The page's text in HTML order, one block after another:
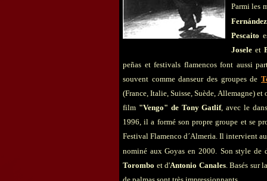
Parmi les
Pescaito
Josele et
peñas et festivals flamencos font aussi
souvent comme danseur des groupes de
(France, Italie, Suisse, Suède, Allemagne)
film "Vengo" de Tony Gatlif, avec le
1996, il a formé son propre groupe et se
Festival Flamenco d´Almeria. Il intervient
nominé aux Goyas en 2000. Son style de
Torombo et d'Antonio Canales. Basés sur